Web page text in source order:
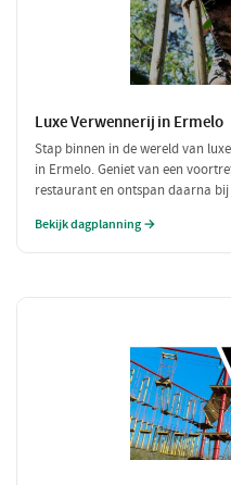
Luxe Verwennerij in Ermelo
Stap binnen in de wereld van
in Ermelo. Geniet van een
restaurant en ontspan daarna bij
perfecte dag om jezelf te
Bekijk dagplanning →